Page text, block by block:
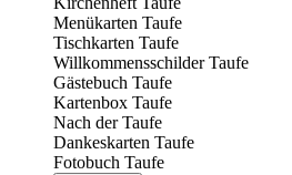
Menükarten Taufe
Tischkarten Taufe
Willkommensschilder Taufe
Gästebuch Taufe
Kartenbox Taufe
Nach der Taufe
Dankeskarten Taufe
Fotobuch Taufe